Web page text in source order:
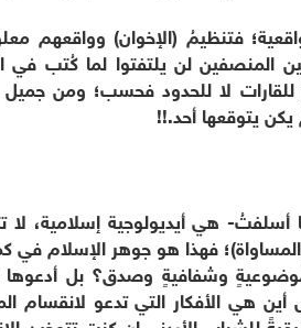
فتنظيمُ (الإخوان) وواقعهم
لن يلتفتوا لما كُتب في
للقارات لا للحدود فحسب؛ ومن
يتوقعها أحد.!!
أسلفتُ- هي أيديولوجية إسلامية،
والمساواة)؛ فهذا هو جوهر الإسلام في
وشفافيةٍ وصدق؟ بل
هي الأفكار التي تدعو لانقسام